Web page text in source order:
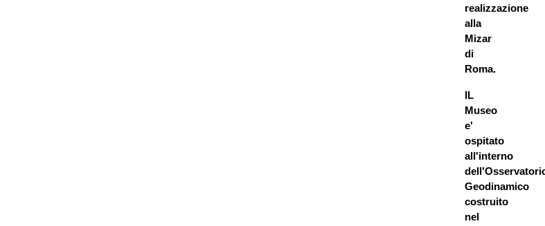
realizzazione
alla
Mizar
di
Roma.
IL
Museo
e'
ospitato
all'interno
Geodinamico
costruito
nel